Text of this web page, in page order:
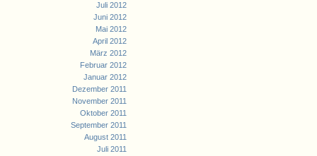
Juli 2012
Juni 2012
Mai 2012
April 2012
März 2012
Februar 2012
Januar 2012
Dezember 2011
November 2011
Oktober 2011
September 2011
August 2011
Juli 2011